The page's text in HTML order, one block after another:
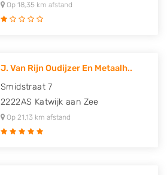
Op 18,35 km afstand
J. Van Rijn Oudijzer En Metaalh..
Smidstraat 7
2222AS Katwijk aan Zee
Op 21,13 km afstand